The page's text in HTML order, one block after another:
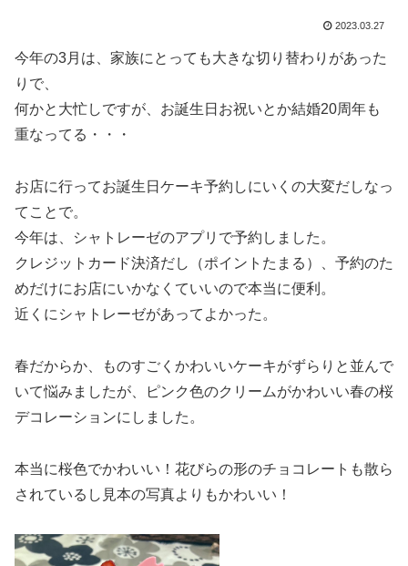
2023.03.27
今年の3月は、家族にとっても大きな切り替わりがあった
りで、
何かと大忙しですが、お誕生日お祝いとか結婚20周年も
重なってる・・・
お店に行ってお誕生日ケーキ予約しにいくの大変だしなっ
てことで。
今年は、シャトレーゼのアプリで予約しました。
クレジットカード決済だし（ポイントたまる）、予約のた
めだけにお店にいかなくていいので本当に便利。
近くにシャトレーゼがあってよかった。
春だからか、ものすごくかわいいケーキがずらりと並んで
いて悩みましたが、ピンク色のクリームがかわいい春の桜
デコレーションにしました。
本当に桜色でかわいい！花びらの形のチョコレートも散ら
されているし見本の写真よりもかわいい！